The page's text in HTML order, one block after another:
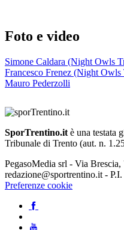
Foto e video
Simone Caldara (Night Owls
Francesco Frenez (Night Owls
Mauro Pederzolli
SporTrentino.it è una testata
Tribunale di Trento (aut. n.
PegasoMedia srl - Via
redazione@sportrentino.it -
Preferenze cookie